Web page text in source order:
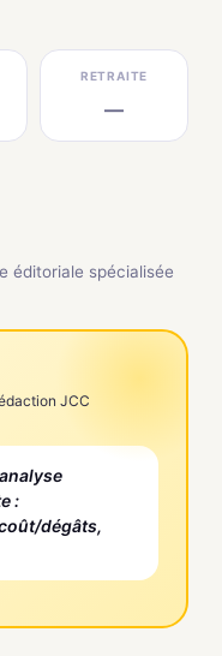
RETRAITE
—
éditoriale spécialisée
JCC
:
dégâts,